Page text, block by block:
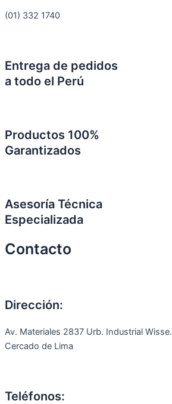
(01) 332 1740
Entrega de pedidos
a todo el Perú
Productos 100%
Garantizados
Asesoría Técnica
Especializada
Contacto
Dirección:
Av. Materiales 2837 Urb. Industrial Wisse.
Cercado de Lima
Teléfonos: